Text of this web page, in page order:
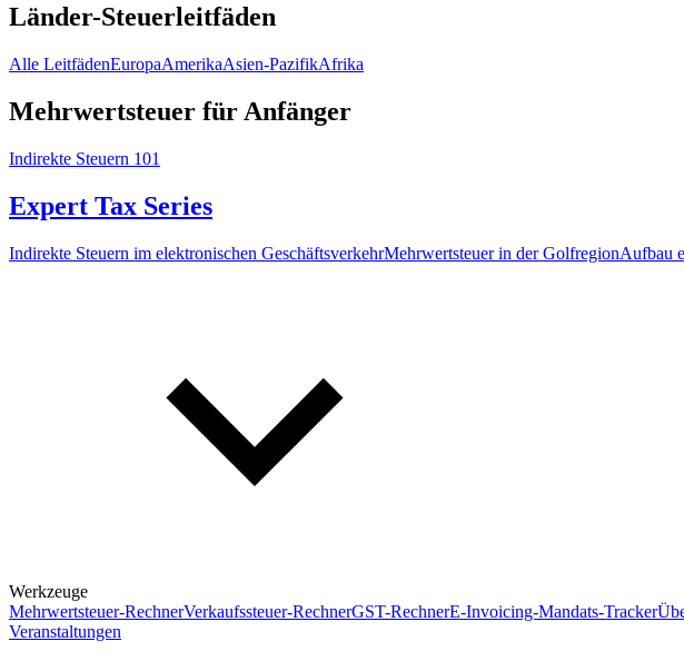
Länder-Steuerleitfäden
Alle LeitfädenEuropaAmerikaAsien-PazifikAfrika
Mehrwertsteuer für Anfänger
Indirekte Steuern 101
Expert Tax Series
Indirekte Steuern im elektronischen GeschäftsverkehrMehrwertsteuer in der GolfregionAufbau
Werkzeuge
Mehrwertsteuer-RechnerVerkaufssteuer-RechnerGST-RechnerE-Invoicing-Mandats-Tracker
Veranstaltungen